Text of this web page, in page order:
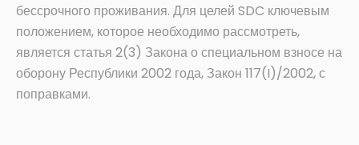
бессрочного проживания. Для целей SDC ключевым
положением, которое необходимо рассмотреть,
является статья 2(3) Закона о специальном взносе на
оборону Республики 2002 года, Закон 117(I)/2002, с
поправками.